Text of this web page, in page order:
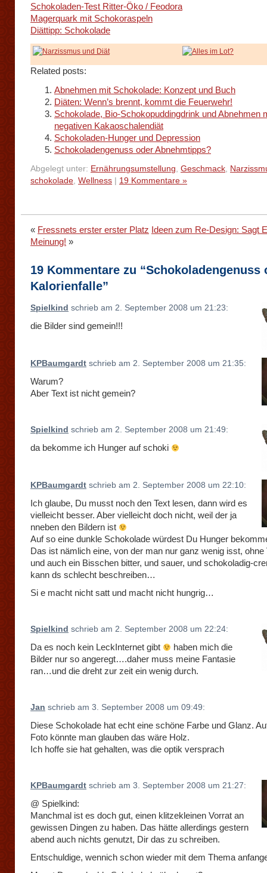
Schokoladen-Test Ritter-Öko / Feodora
Magerquark mit Schokoraspeln
Diättipp: Schokolade
Related posts:
Abnehmen mit Schokolade: Konzept und Buch
Diäten: Wenn’s brennt, kommt die Feuerwehr!
Schokolade, Bio-Schokopuddingdrink und Abnehmen
negativen Kakaoschalendiät
Schokoladen-Hunger und Depression
Schokoladengenuss oder Abnehmtipps?
Abgelegt unter: Ernährungsumstellung, Geschmack,
schokolade, Wellness 19 Kommentare »
« Fressnets erster erster Platz Ideen zum Re-Design: Sagt
Meinung! »
19 Kommentare zu “Schokoladengenuss
Kalorienfalle”
Spielkind schrieb am 2. September 2008 um 21:23:
die Bilder sind gemein!!!
KPBaumgardt schrieb am 2. September 2008 um 21:35:
Warum?
Aber Text ist nicht gemein?
Spielkind schrieb am 2. September 2008 um 21:49:
da bekomme ich Hunger auf schoki
KPBaumgardt schrieb am 2. September 2008 um 22:10:
Ich glaube, Du musst noch den Text lesen, dann wird es
vielleicht besser. Aber vielleicht doch nicht, weil der ja
nneben den Bildern ist
Auf so eine dunkle Schokolade würdest Du Hunger
Das ist nämlich eine, von der man nur ganz wenig isst, ohne
und auch ein Bisschen bitter, und sauer, und schokoladig-
kann ds schlecht beschreiben…
Si e macht nicht satt und macht nicht hungrig…
Spielkind schrieb am 2. September 2008 um 22:24:
Da es noch kein LeckInternet gibt
haben mich die
Bilder nur so angeregt….daher muss meine Fantasie
ran…und die dreht zur zeit ein wenig durch.
Jan schrieb am 3. September 2008 um 09:49:
Diese Schokolade hat echt eine schöne Farbe und Glanz.
Foto könnte man glauben das wäre Holz.
Ich hoffe sie hat gehalten, was die optik versprach
KPBaumgardt schrieb am 3. September 2008 um 21:27:
@ Spielkind:
Manchmal ist es doch gut, einen klitzekleinen Vorrat an
gewissen Dingen zu haben. Das hätte allerdings gestern
abend auch nichts genutzt, Dir das zu schreiben.
Entschuldige, wennich schon wieder mit dem Thema